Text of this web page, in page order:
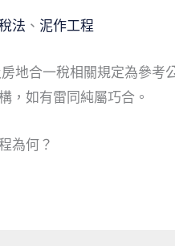
法 、 泥作工程
地合一稅相關規定為參考
，如有雷同純屬巧合。
為何？